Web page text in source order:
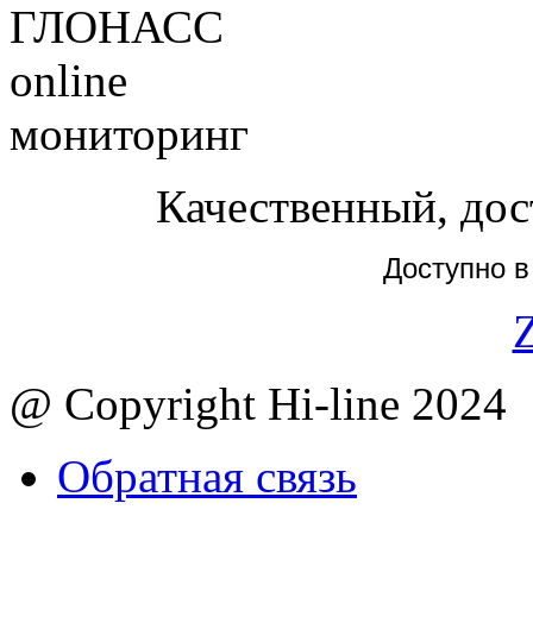
Качественный,
Доступно в
@ Copyright Hi-line 2024
Обратная связь